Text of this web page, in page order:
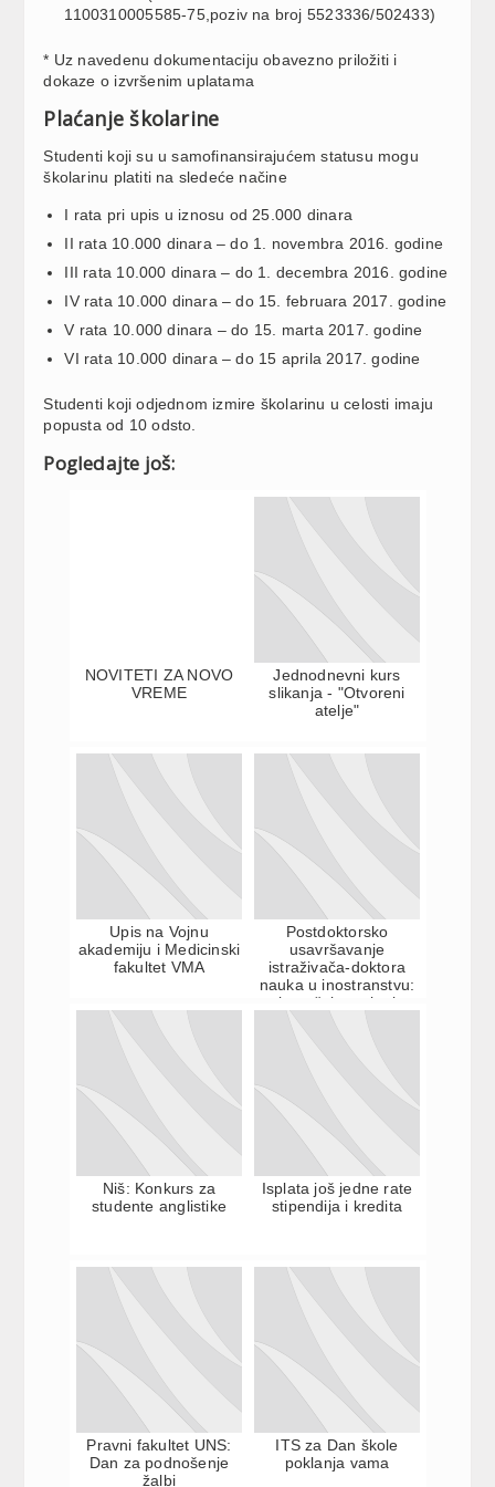
1100310005585-75,poziv na broj 5523336/502433)
* Uz navedenu dokumentaciju obavezno priložiti i
dokaze o izvršenim uplatama
Plaćanje školarine
Studenti koji su u samofinansirajućem statusu mogu
školarinu platiti na sledeće načine
I rata pri upis u iznosu od 25.000 dinara
II rata 10.000 dinara – do 1. novembra 2016. godine
III rata 10.000 dinara – do 1. decembra 2016. godine
IV rata 10.000 dinara – do 15. februara 2017. godine
V rata 10.000 dinara – do 15. marta 2017. godine
VI rata 10.000 dinara – do 15 aprila 2017. godine
Studenti koji odjednom izmire školarinu u celosti imaju
popusta od 10 odsto.
Pogledajte još:
NOVITETI ZA NOVO
VREME
Jednodnevni kurs
slikanja - "Otvoreni
atelje"
Upis na Vojnu
akademiju i Medicinski
fakultet VMA
Postdoktorsko
usavršavanje
istraživača-doktora
nauka u inostranstvu:
konačni rezultati
Niš: Konkurs za
studente anglistike
Isplata još jedne rate
stipendija i kredita
Pravni fakultet UNS:
Dan za podnošenje
žalbi
ITS za Dan škole
poklanja vama